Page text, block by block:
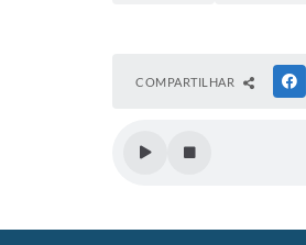
COMPARTILHAR